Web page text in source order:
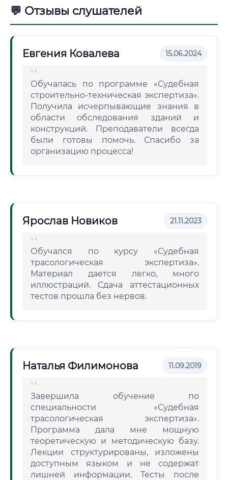
💬 Отзывы слушателей
Евгения Ковалева 15.06.2024
Обучалась по программе «Судебная
строительно-техническая экспертиза».
Получила исчерпывающие знания в
области обследования зданий и
конструкций. Преподаватели всегда
были готовы помочь. Спасибо за
организацию процесса!
Ярослав Новиков 21.11.2023
Обучался по курсу «Судебная
трасологическая экспертиза».
Материал дается легко, много
иллюстраций. Сдача аттестационных
тестов прошла без нервов.
Наталья Филимонова 11.09.2019
Завершила обучение по
специальности «Судебная
трасологическая экспертиза».
Программа дала мне мощную
теоретическую и методическую базу.
Лекции структурированы, изложены
доступным языком и не содержат
лишней информации. Тесты после